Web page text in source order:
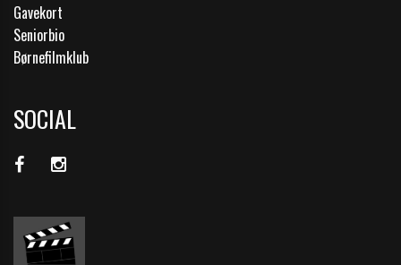
Gavekort
Seniorbio
Børnefilmklub
SOCIAL